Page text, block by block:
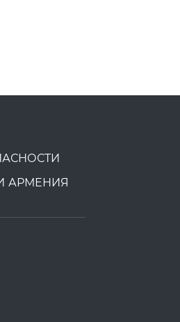
АРМЕНИЯ